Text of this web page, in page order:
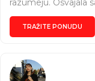
razumeju. Osvajala
muzičku školu "Dr
ali najvažnije volim
prenesem svoju
dolaziti kod mene
dogovoru, a u
TRAŽITE PONUDU